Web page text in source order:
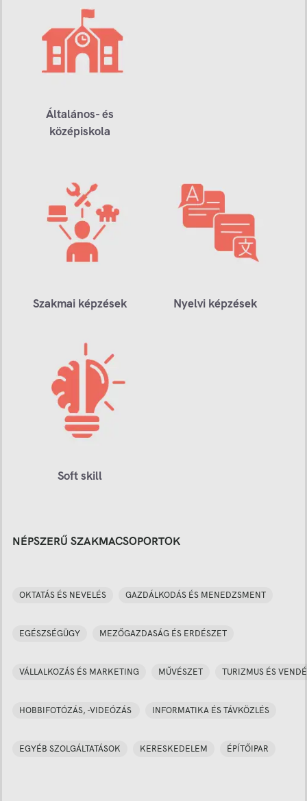
Általános- és
középiskola
Szakmai képzések Nyelvi képzések
Soft skill
NÉPSZERŰ SZAKMACSOPORTOK
OKTATÁS ÉS NEVELÉS GAZDÁLKODÁS ÉS MENEDZSMENT
EGÉSZSÉGÜGY MEZŐGAZDASÁG ÉS ERDÉSZET
VÁLLALKOZÁS ÉS MARKETING MŰVÉSZET TURIZMUS ÉS
HOBBIFOTÓZÁS, -VIDEÓZÁS INFORMATIKA ÉS TÁVKÖZLÉS
EGYÉB SZOLGÁLTATÁSOK KERESKEDELEM ÉPÍTŐIPAR